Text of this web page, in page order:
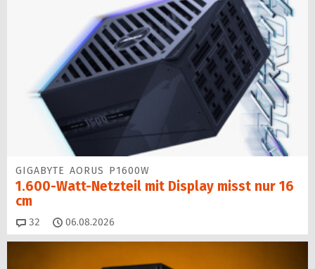
GIGABYTE AORUS P1600W
1.600-Watt-Netzteil mit Display misst nur 16
cm
32 Kommentare
06.08.2026